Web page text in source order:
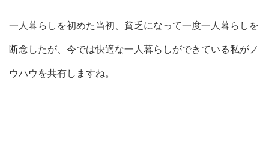
一人暮らしを初めた当初、貧乏になって一度一人暮らしを
断念したが、今では快適な一人暮らしができている私がノ
ウハウを共有しますね。